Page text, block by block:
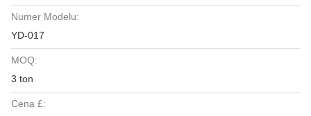
Numer Modelu:
YD-017
MOQ:
3 ton
Cena £: